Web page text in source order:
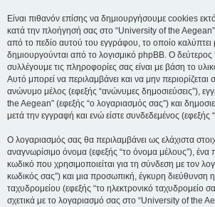
Είναι πιθανόν επίσης να δημιουργήσουμε cookies
κατά την πλοήγησή σας στο “University of the Aegean”,
από το πεδίο αυτού του εγγράφου, το οποίο καλύπτει
δημιουργούνται από το λογισμικό phpBB. Ο
συλλέγουμε τις πληροφορίες σας είναι με βάση το
Αυτό μπορεί να περιλαμβάνει και να μην περιορίζεται
ανώνυμο μέλος (εφεξής “ανώνυμες δημοσιεύσεις”),
the Aegean” (εφεξής “ο λογαριασμός σας”) και
μετά την εγγραφή και ενώ είστε συνδεδεμένος (εφεξής
Ο λογαριασμός σας θα περιλαμβάνει ως ελάχιστα
αναγνωρίσιμο όνομα (εφεξής “το όνομα μέλους”), ένα
κωδικό που χρησιμοποιείται για τη σύνδεση με τον
κωδικός σας”) και μια προσωπική, έγκυρη διεύθυνση
ταχυδρομείου (εφεξής “το ηλεκτρονικό ταχυδρομείο
σχετικά με το λογαριασμό σας στο “University of the